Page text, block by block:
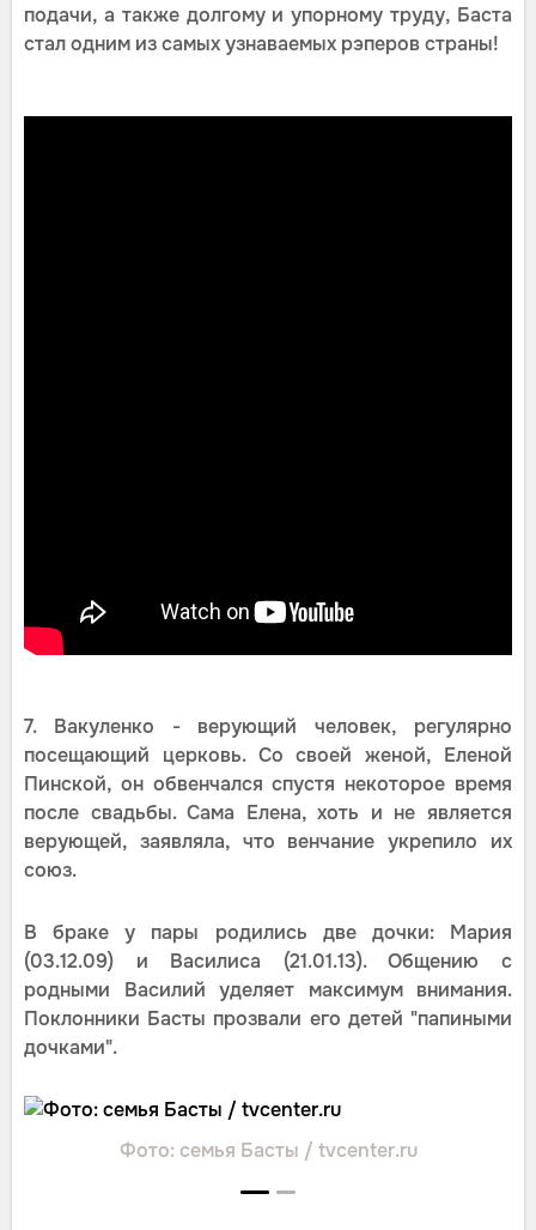
подачи, а также долгому и упорному труду, Баста
стал одним из самых узнаваемых рэперов страны!
7. Вакуленко - верующий человек, регулярно
посещающий церковь. Со своей женой, Еленой
Пинской, он обвенчался спустя некоторое время
после свадьбы. Сама Елена, хоть и не является
верующей, заявляла, что венчание укрепило их
союз.
В браке у пары родились две дочки: Мария
(03.12.09) и Василиса (21.01.13). Общению с
родными Василий уделяет максимум внимания.
Поклонники Басты прозвали его детей "папиными
дочками".
Фото: семья Басты / tvcenter.ru